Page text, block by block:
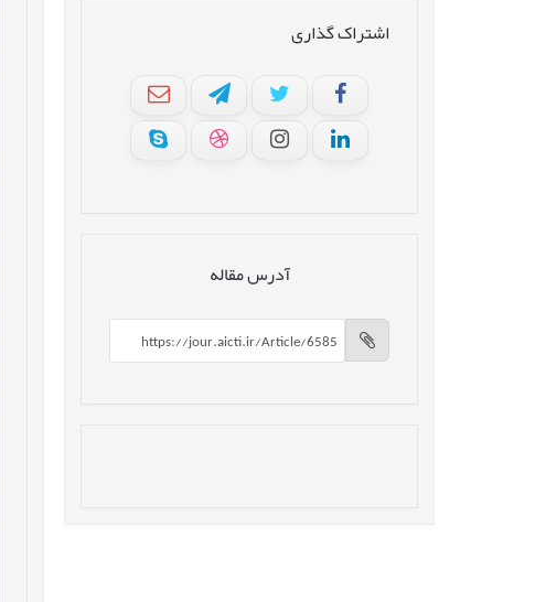
اشتراک گذاری
آدرس مقاله